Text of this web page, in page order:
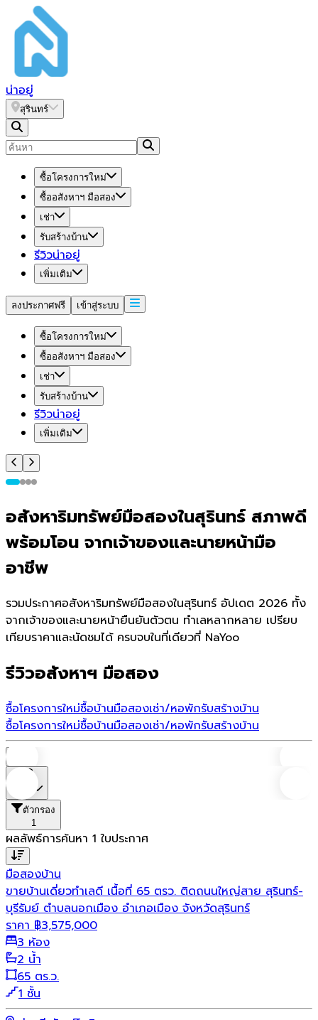
น่าอยู่
สุรินทร์
ซื้อโครงการใหม่
ซื้ออสังหาฯ มือสอง
เช่า
รับสร้างบ้าน
รีวิวน่าอยู่
เพิ่มเติม
ลงประกาศฟรี เข้าสู่ระบบ
ซื้อโครงการใหม่
ซื้ออสังหาฯ มือสอง
เช่า
รับสร้างบ้าน
รีวิวน่าอยู่
เพิ่มเติม
อสังหาริมทรัพย์มือสองในสุรินทร์ สภาพดี
พร้อมโอน จากเจ้าของและนายหน้ามือ
อาชีพ
รวมประกาศอสังหาริมทรัพย์มือสองในสุรินทร์ อัปเดต 2026 ทั้ง
จากเจ้าของและนายหน้ายืนยันตัวตน ทำเลหลากหลาย เปรียบ
เทียบราคาและนัดชมได้ ครบจบในที่เดียวที่ NaYoo
รีวิวอสังหาฯ มือสอง
ซื้อโครงการใหม่ซื้อบ้านมือสองเช่า/หอพักรับสร้างบ้าน
ซื้อโครงการใหม่ซื้อบ้านมือสองเช่า/หอพักรับสร้างบ้าน
ตัวกรอง
1
ผลลัพธ์การค้นหา 1 ใบประกาศ
มือสองบ้าน
ขายบ้านเดี่ยวทำเลดี เนื้อที่ 65 ตรว. ติดถนนใหญ่สาย สุรินทร์-
บุรีรัมย์ ตำบลนอกเมือง อำเภอเมือง จังหวัดสุรินทร์
ราคา ฿3,575,000
3 ห้อง
2 น้ำ
65 ตร.ว.
1 ชั้น